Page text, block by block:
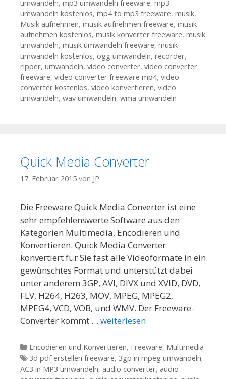
umwandeln, mp3 umwandeln freeware, mp3
umwandeln kostenlos, mp4 to mp3 freeware, musik,
Musik aufnehmen, musik aufnehmen freeware, musik
aufnehmen kostenlos, musik konverter freeware, musik
umwandeln, musik umwandeln freeware, musik
umwandeln kostenlos, ogg umwandeln, recorder,
ripper, umwandeln, video converter, video converter
freeware, video converter freeware mp4, video
converter kostenlos, video konvertieren, video
umwandeln, wav umwandeln, wma umwandeln
Quick Media Converter
17. Februar 2015 von JP
Die Freeware Quick Media Converter ist eine
sehr empfehlenswerte Software aus den
Kategorien Multimedia, Encodieren und
Konvertieren. Quick Media Converter
konvertiert für Sie fast alle Videoformate in ein
gewünschtes Format und unterstützt dabei
unter anderem 3GP, AVI, DIVX und XVID, DVD,
FLV, H264, H263, MOV, MPEG, MPEG2,
MPEG4, VCD, VOB, und WMV. Der Freeware-
Converter kommt … weiterlesen
Kategorien
Encodieren und Konvertieren, Freeware, Multimedia
Tags
3d pdf erstellen freeware, 3gp in mpeg umwandeln,
AC3 in MP3 umwandeln, audio converter, audio